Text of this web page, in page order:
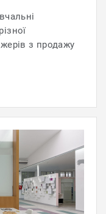
з продажу